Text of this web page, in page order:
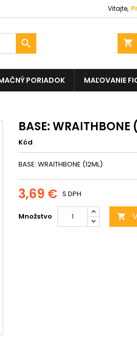
Vitajte,
shopping_cart

PORIADOK MAĽOVANIE
BASE: WRAITHBONE
Kód
BASE: WRAITHBONE (12ML)
3,69 € S DPH
Množstvo 